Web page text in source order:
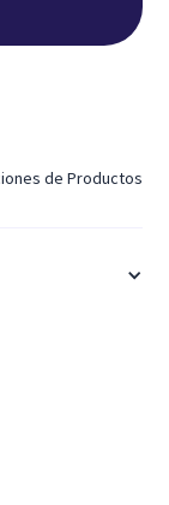
de Productos